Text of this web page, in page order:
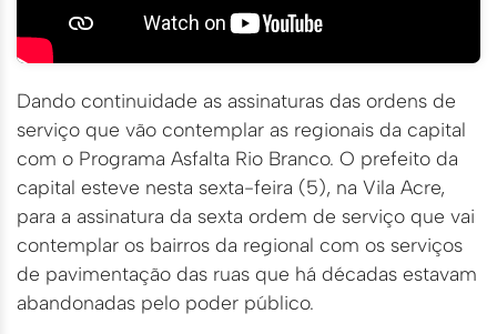
Dando continuidade as assinaturas das ordens de
serviço que vão contemplar as regionais da capital
com o Programa Asfalta Rio Branco. O prefeito da
capital esteve nesta sexta-feira (5), na Vila Acre,
para a assinatura da sexta ordem de serviço que vai
contemplar os bairros da regional com os serviços
de pavimentação das ruas que há décadas estavam
abandonadas pelo poder público.